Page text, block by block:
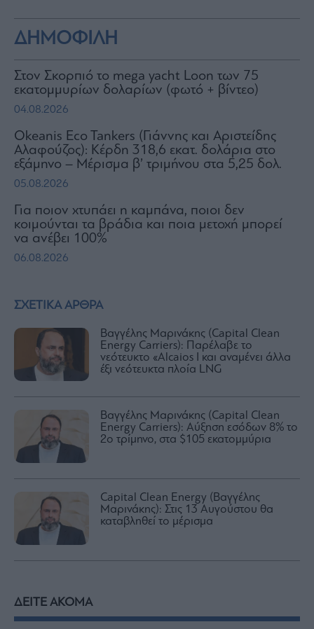
ΣΧΕΤΙΚΑ ΑΡΘΡΑ
Βαγγέλης Μαρινάκης (Capital Clean
Energy Carriers): Παρέλαβε το
νεότευκτο «Alcaios I και αναμένει άλλα
έξι νεότευκτα πλοία LNG
Βαγγέλης Μαρινάκης (Capital Clean
Energy Carriers): Αύξηση εσόδων 8% το
2ο τρίμηνο, στα $105 εκατομμύρια
Capital Clean Energy (Βαγγέλης
Μαρινάκης): Στις 13 Αυγούστου θα
καταβληθεί το μέρισμα
ΔΗΜΟΦΙΛΗ
Στον Σκορπιό το mega yacht Loon των 75
εκατομμυρίων δολαρίων (φωτό + βίντεο)
04.08.2026
Okeanis Eco Tankers (Γιάννης και Αριστείδης
Αλαφούζος): Κέρδη 318,6 εκατ. δολάρια στο
εξάμηνο – Μέρισμα β’ τριμήνου στα 5,25 δολ.
05.08.2026
Για ποιον χτυπάει η καμπάνα, ποιοι δεν
κοιμούνται τα βράδια και ποια μετοχή μπορεί
να ανέβει 100%
06.08.2026
ΔΕΙΤΕ ΑΚΟΜΑ